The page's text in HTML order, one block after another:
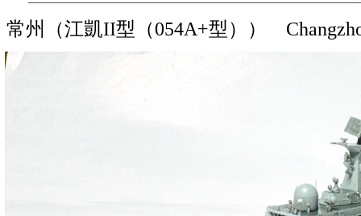
常州（江凱II型（054A+型））